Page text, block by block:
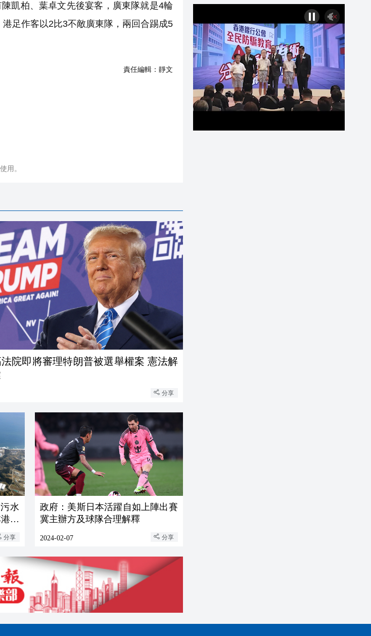
凱柏、葉卓文先後宴客，廣東隊就是4輪
足作客以2比3不敵廣東隊，兩回合踢成5
責任編輯： 靜文
用。
院即將審理特朗普被選舉權案 憲法解
分享
水
食
分享
政府：美斯日本活躍自如上陣出賽
冀主辦方及球隊合理解釋
2024-02-07 分享